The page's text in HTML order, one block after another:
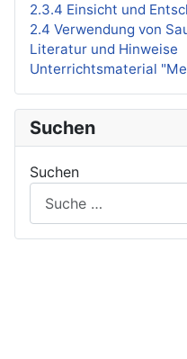
2.3.4 Einsicht und
2.4 Verwendung von
Literatur und Hinweise
Suchen
Suchen